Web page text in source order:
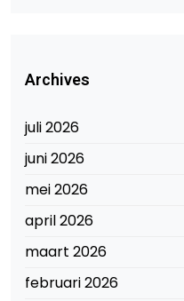
Archives
juli 2026
juni 2026
mei 2026
april 2026
maart 2026
februari 2026